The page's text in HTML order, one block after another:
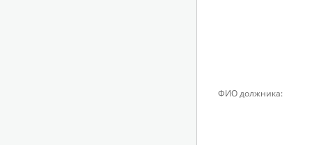
ФИО должника: